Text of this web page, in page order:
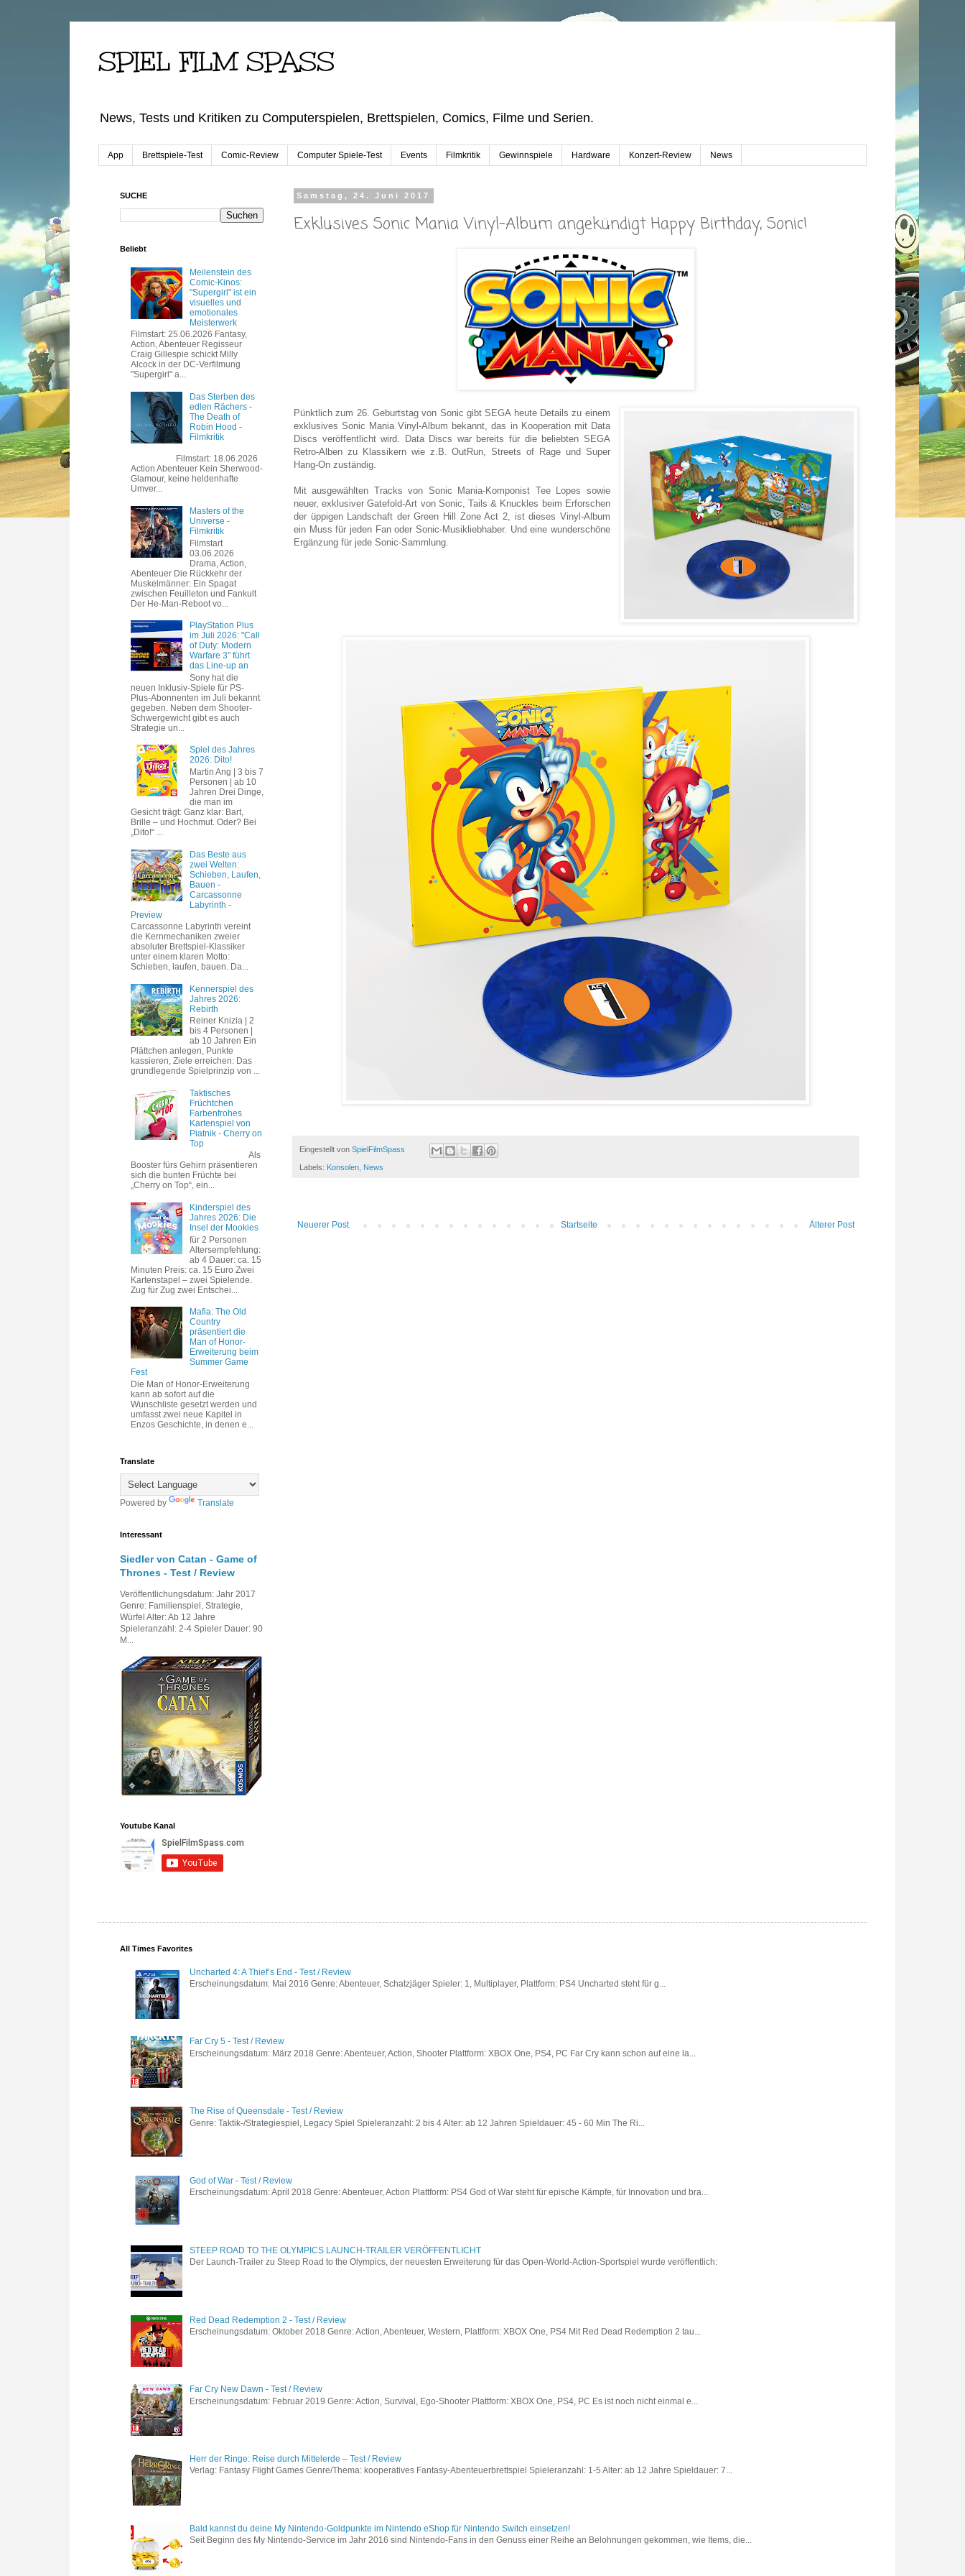
SPIEL FILM SPASS
News, Tests und Kritiken zu Computerspielen, Brettspielen, Comics, Filme und Serien.
App Brettspiele-Test Comic-Review Computer Spiele-Test Events Filmkritik Gewinnspiele Hardware Konzert-Review News
Samstag, 24. Juni 2017
Exklusives Sonic Mania Vinyl-Album angekündigt Happy Birthday, Sonic!
Pünktlich zum 26. Geburtstag von Sonic gibt SEGA heute Details zu einem
exklusives Sonic Mania Vinyl-Album bekannt, das in Kooperation mit Data
Discs veröffentlicht wird. Data Discs war bereits für die beliebten SEGA
Retro-Alben zu Klassikern wie z.B. OutRun, Streets of Rage und Super
Hang-On zuständig.
Mit ausgewählten Tracks von Sonic Mania-Komponist Tee Lopes sowie
neuer, exklusiver Gatefold-Art von Sonic, Tails & Knuckles beim Erforschen
der üppigen Landschaft der Green Hill Zone Act 2, ist dieses Vinyl-Album
ein Muss für jeden Fan oder Sonic-Musikliebhaber. Und eine wunderschöne
Ergänzung für jede Sonic-Sammlung.
Eingestellt von SpielFilmSpass
Labels: Konsolen News
Neuerer Post Älterer Post
Startseite
SUCHE
Beliebt
Meilenstein des
Comic-Kinos:
"Supergirl" ist ein
visuelles und
emotionales
Meisterwerk
Filmstart: 25.06.2026 Fantasy,
Action, Abenteuer Regisseur
Craig Gillespie schickt Milly
Alcock in der DC-Verfilmung
"Supergirl" a...
Das Sterben des
edlen Rächers -
The Death of
Robin Hood -
Filmkritik
Filmstart: 18.06.2026
Action Abenteuer Kein Sherwood-
Glamour, keine heldenhafte
Umver...
Masters of the
Universe -
Filmkritik
Filmstart
03.06.2026
Drama, Action,
Abenteuer Die Rückkehr der
Muskelmänner: Ein Spagat
zwischen Feuilleton und Fankult
Der He-Man-Reboot vo...
PlayStation Plus
im Juli 2026: "Call
of Duty: Modern
Warfare 3" führt
das Line-up an
Sony hat die
neuen Inklusiv-Spiele für PS-
Plus-Abonnenten im Juli bekannt
gegeben. Neben dem Shooter-
Schwergewicht gibt es auch
Strategie un...
Spiel des Jahres
2026: Dito!
Martin Ang | 3 bis 7
Personen | ab 10
Jahren Drei Dinge,
die man im
Gesicht trägt: Ganz klar: Bart,
Brille – und Hochmut. Oder? Bei
„Dito!“ ...
Das Beste aus
zwei Welten:
Schieben, Laufen,
Bauen -
Carcassonne
Labyrinth -
Preview
Carcassonne Labyrinth vereint
die Kernmechaniken zweier
absoluter Brettspiel-Klassiker
unter einem klaren Motto:
Schieben, laufen, bauen. Da...
Kennerspiel des
Jahres 2026:
Rebirth
Reiner Knizia | 2
bis 4 Personen |
ab 10 Jahren Ein
Plättchen anlegen, Punkte
kassieren, Ziele erreichen: Das
grundlegende Spielprinzip von ...
Taktisches
Früchtchen
Farbenfrohes
Kartenspiel von
Piatnik - Cherry on
Top
Als
Booster fürs Gehirn präsentieren
sich die bunten Früchte bei
„Cherry on Top“, ein...
Kinderspiel des
Jahres 2026: Die
Insel der Mookies
für 2 Personen
Altersempfehlung:
ab 4 Dauer: ca. 15
Minuten Preis: ca. 15 Euro Zwei
Kartenstapel – zwei Spielende.
Zug für Zug zwei Entschei...
Mafia: The Old
Country
präsentiert die
Man of Honor-
Erweiterung beim
Summer Game
Fest
Die Man of Honor-Erweiterung
kann ab sofort auf die
Wunschliste gesetzt werden und
umfasst zwei neue Kapitel in
Enzos Geschichte, in denen e...
Translate
Powered by Translate
Interessant
Siedler von Catan - Game of
Thrones - Test / Review
Veröffentlichungsdatum: Jahr 2017
Genre: Familienspiel, Strategie,
Würfel Alter: Ab 12 Jahre
Spieleranzahl: 2-4 Spieler Dauer: 90
M...
Youtube Kanal
All Times Favorites
Uncharted 4: A Thief’s End - Test / Review
Erscheinungsdatum: Mai 2016 Genre: Abenteuer, Schatzjäger Spieler: 1, Multiplayer, Plattform: PS4 Uncharted steht für g...
Far Cry 5 - Test / Review
Erscheinungsdatum: März 2018 Genre: Abenteuer, Action, Shooter Plattform: XBOX One, PS4, PC Far Cry kann schon auf eine la...
The Rise of Queensdale - Test / Review
Genre: Taktik-/Strategiespiel, Legacy Spiel Spieleranzahl: 2 bis 4 Alter: ab 12 Jahren Spieldauer: 45 - 60 Min The Ri...
God of War - Test / Review
Erscheinungsdatum: April 2018 Genre: Abenteuer, Action Plattform: PS4 God of War steht für epische Kämpfe, für Innovation und bra...
STEEP ROAD TO THE OLYMPICS LAUNCH-TRAILER VERÖFFENTLICHT
Der Launch-Trailer zu Steep Road to the Olympics, der neuesten Erweiterung für das Open-World-Action-Sportspiel wurde veröffentlich:
Red Dead Redemption 2 - Test / Review
Erscheinungsdatum: Oktober 2018 Genre: Action, Abenteuer, Western, Plattform: XBOX One, PS4 Mit Red Dead Redemption 2 tau...
Far Cry New Dawn - Test / Review
Erscheinungsdatum: Februar 2019 Genre: Action, Survival, Ego-Shooter Plattform: XBOX One, PS4, PC Es ist noch nicht einmal e...
Herr der Ringe: Reise durch Mittelerde – Test / Review
Verlag: Fantasy Flight Games Genre/Thema: kooperatives Fantasy-Abenteuerbrettspiel Spieleranzahl: 1-5 Alter: ab 12 Jahre Spieldauer: 7...
Bald kannst du deine My Nintendo-Goldpunkte im Nintendo eShop für Nintendo Switch einsetzen!
Seit Beginn des My Nintendo-Service im Jahr 2016 sind Nintendo-Fans in den Genuss einer Reihe an Belohnungen gekommen, wie Items, die...